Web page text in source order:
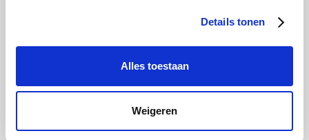
Details tonen
Alles toestaan
Weigeren
Samsung My Jewellery Delonghi Tennis Point